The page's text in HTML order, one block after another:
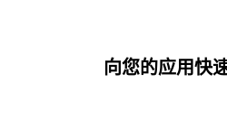
向您的应用快